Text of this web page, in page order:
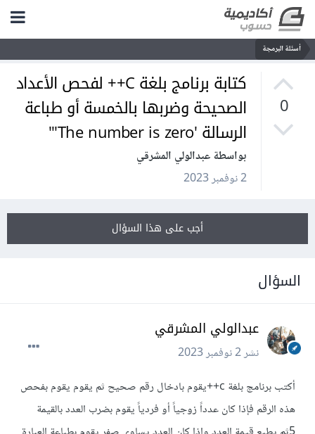
أسئلة البرمجة
0
كتابة برنامج بلغة C++ لفحص الأعداد
الصحيحة وضربها بالخمسة أو طباعة
الرسالة 'The number is zero'"
بواسطة عبدالولي المشرقي
2 نوفمبر 2023
أجب على هذا السؤال
السؤال
عبدالولي المشرقي
نشر2 نوفمبر 2023
أكتب برنامج بلغة c++يقوم بادخال رقم صحيح ثم يقوم يقوم بفحص
هذه الرقم فإذا كان عدداً زوجياً أو فردياً يقوم بضرب العدد بالقيمة